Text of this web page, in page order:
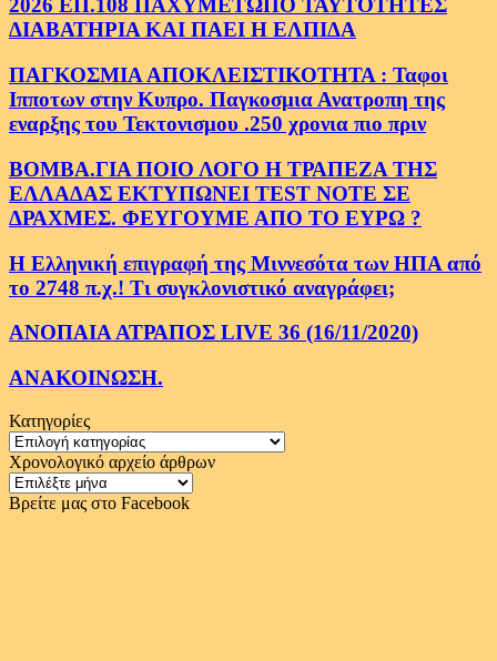
2026 ΕΠ.108 ΠΑΧΥΜΕΤΩΠΟ ΤΑΥΤΟΤΗΤΕΣ
ΔΙΑΒΑΤΗΡΙΑ ΚΑΙ ΠΑΕΙ Η ΕΛΠΙΔΑ
ΠΑΓΚΟΣΜΙΑ ΑΠΟΚΛΕΙΣΤΙΚΟΤΗΤΑ : Ταφοι
Ιπποτων στην Κυπρο. Παγκοσμια Ανατροπη της
εναρξης του Τεκτονισμου .250 χρονια πιο πριν
ΒΟΜΒΑ.ΓΙΑ ΠΟΙΟ ΛΟΓΟ Η ΤΡΑΠΕΖΑ ΤΗΣ
ΕΛΛΑΔΑΣ ΕΚΤΥΠΩΝΕΙ TEST NOTE ΣΕ
ΔΡΑΧΜΕΣ. ΦΕΥΓΟΥΜΕ ΑΠΟ ΤΟ ΕΥΡΩ ?
Η Ελληνική επιγραφή της Μιννεσότα των ΗΠΑ από
το 2748 π.χ.! Τι συγκλονιστικό αναγράφει;
ΑΝΟΠΑΙΑ ΑΤΡΑΠΟΣ LIVE 36 (16/11/2020)
ΑΝΑΚΟΙΝΩΣΗ.
Κατηγορίες
Κατηγορίες
Χρονολογικό αρχείο άρθρων
Χρονολογικό
αρχείο
Βρείτε μας στο Facebook